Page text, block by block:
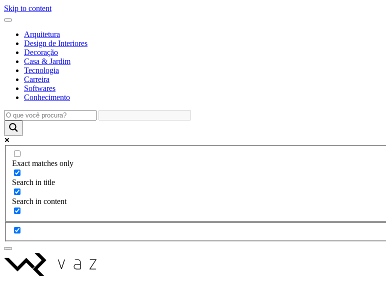
Skip to content
Arquitetura
Design de Interiores
Decoração
Casa & Jardim
Tecnologia
Carreira
Softwares
Conhecimento
Exact matches only
Search in title
Search in content